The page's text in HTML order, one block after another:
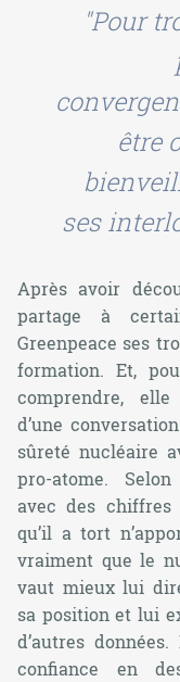
"Pour
être
ses
Après avoir
partage à
Greenpeace ses
formation. Et,
comprendre, elle
d’une
sûreté nucléaire
pro-atome.
avec des
qu’il a tort
vraiment que le
vaut mieux lui
sa position et lui
d’autres données.
confiance en